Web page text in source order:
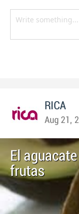
RICA
Aug 21,
El
frutas